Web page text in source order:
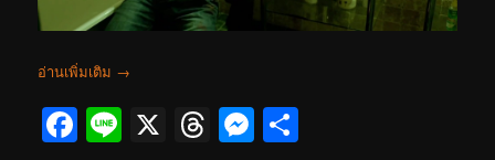
อ่านเพิ่มเติม →
Facebook
Line
X Threads
Messenger